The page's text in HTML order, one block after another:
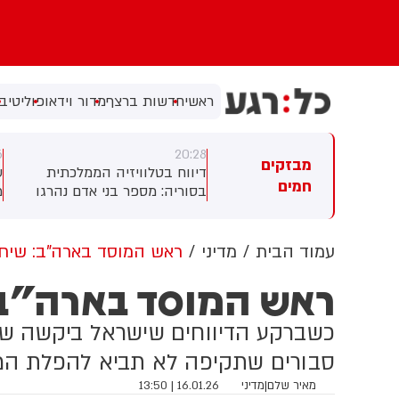
ראשיחדשות ברצףמדור וידאופוליטי
מבזקים
חמים
בטלוויזיה הממלכתית
מספר בני אדם נהרגו
בפיצוץ שאירע באזור
20:26
עמית סגל: ארדן ואדלשטיין
מכוונים לבוחרים שכמותם, עזבו
עמוד הבית מדיני ראש המוסד בארה"ב:
ראש המוסד
כשברקע הדיווחים שישראל ביקשה
סבורים שתקיפה לא תביא להפלת
מאיר שלם|מדיני 16.01.26 | 13:50